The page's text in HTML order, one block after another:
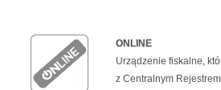
ONLINE
Urządzenie fiskalne,
z Centralnym